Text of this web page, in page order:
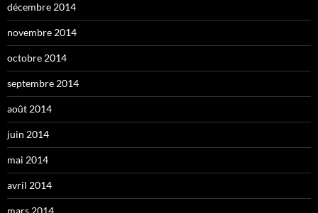
décembre 2014
novembre 2014
octobre 2014
septembre 2014
août 2014
juin 2014
mai 2014
avril 2014